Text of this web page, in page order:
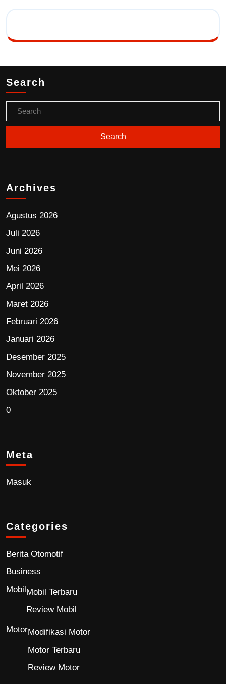
Search
Archives
Agustus 2026
Juli 2026
Juni 2026
Mei 2026
April 2026
Maret 2026
Februari 2026
Januari 2026
Desember 2025
November 2025
Oktober 2025
0
Meta
Masuk
Categories
Berita Otomotif
Business
Mobil Mobil Terbaru
Review Mobil
MotorModifikasi Motor
Motor Terbaru
Review Motor